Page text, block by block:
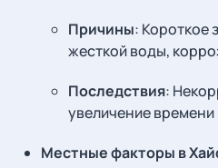
Причины: Короткое
жесткой воды,
Последствия:
увеличение времени
Местные факторы в